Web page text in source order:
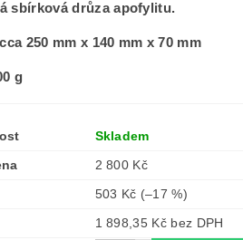
sbírková drůza apofylitu.
250 mm x 140 mm x 70 mm
g
Skladem
2 800 Kč
503 Kč (–17 %)
1 898,35 Kč bez DPH